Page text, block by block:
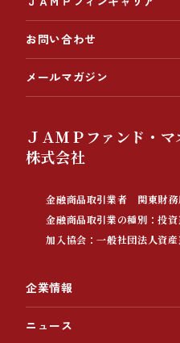
お問い合わせ
メールマガジン
ＪＡＭＰファンド・マ
株式会社
金融商品取引業者 関東財務
金融商品取引業の種別：投資
加入協会：一般社団法人資産
企業情報
ニュース